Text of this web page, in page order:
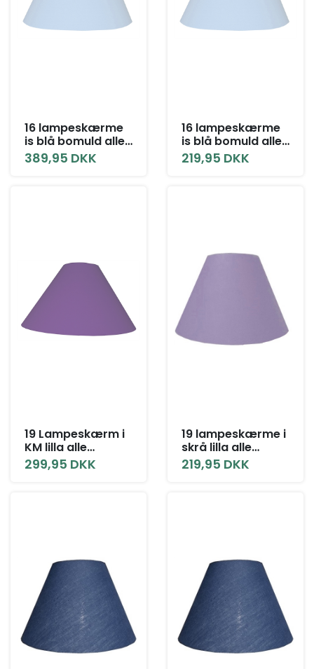
16 lampeskærme
is blå bomuld alle
størrelser med låg
389,95 DKK
16 lampeskærme
is blå bomuld alle
størrelser uden
låg
219,95 DKK
19 Lampeskærm i
KM lilla alle
størrelser
299,95 DKK
19 lampeskærme i
skrå lilla alle
størrelser
219,95 DKK